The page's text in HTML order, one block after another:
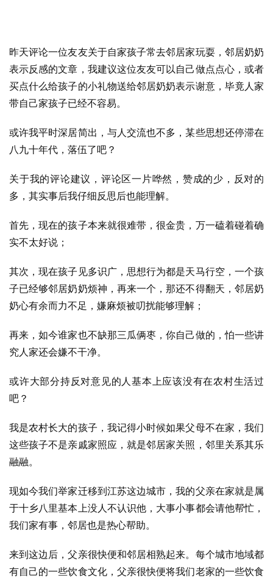
昨天评论一位友友关于自家孩子常去邻居家玩耍，邻居奶奶
表示反感的文章，我建议这位友友可以自己做点点心，或者
买点什么给孩子的小礼物送给邻居奶奶表示谢意，毕竟人家
带自己家孩子已经不容易。
或许我平时深居简出，与人交流也不多，某些思想还停滞在
八九十年代，落伍了吧？
关于我的评论建议，评论区一片哗然，赞成的少，反对的
多，其实事后我仔细反思后也能理解。
首先，现在的孩子本来就很难带，很金贵，万一磕着碰着确
实不太好说；
其次，现在孩子见多识广，思想行为都是天马行空，一个孩
子已经够邻居奶奶烦神，再来一个，那还不得翻天，邻居奶
奶心有余而力不足，嫌麻烦被叨扰能够理解；
再来，如今谁家也不缺那三瓜俩枣，你自己做的，怕一些讲
究人家还会嫌不干净。
或许大部分持反对意见的人基本上应该没有在农村生活过
吧？
我是农村长大的孩子，我记得小时候如果父母不在家，我们
这些孩子不是亲戚家照应，就是邻居家关照，邻里关系其乐
融融。
现如今我们举家迁移到江苏这边城市，我的父亲在家就是属
于十乡八里基本上没人不认识他，大事小事都会请他帮忙，
我们家有事，邻居也是热心帮助。
来到这边后，父亲很快便和邻居相熟起来。每个城市地域都
有自己的一些饮食文化，父亲很快便将我们老家的一些饮食